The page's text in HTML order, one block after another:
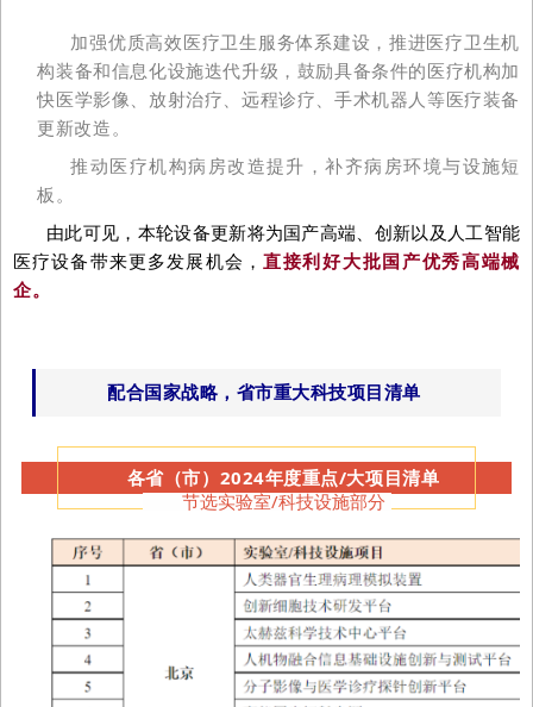
加强优质高效医疗卫生服务体系建设，推进医疗卫生机
构装备和信息化设施迭代升级，鼓励具备条件的医疗机构加
快医学影像、放射治疗、远程诊疗、手术机器人等医疗装备
更新改造。
推动医疗机构病房改造提升，补齐病房环境与设施短
板。
由此可见，本轮设备更新将为国产高端、创新以及人工智能
医疗设备带来更多发展机会，直接利好大批国产优秀高端械
企。
配合国家战略，省市重大科技项目清单
各省（市）2024年度重点/大项目清单
节选实验室/科技设施部分